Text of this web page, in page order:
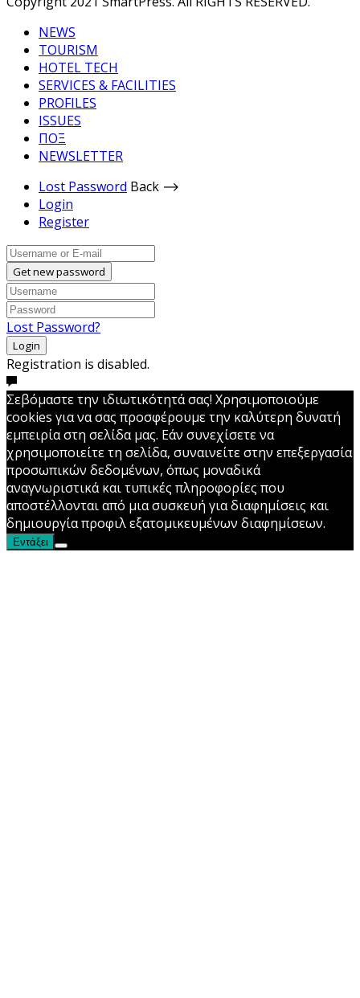
NEWS
TOURISM
HOTEL TECH
SERVICES & FACILITIES
PROFILES
ISSUES
ΠΟΞ
NEWSLETTER
Lost Password Back ⟶
Login
Register
Get new password
Lost Password?
Login
Registration is disabled.
Σεβόμαστε την ιδιωτικότητά σας! Χρησιμοποιούμε
cookies για να σας προσφέρουμε την καλύτερη δυνατή
εμπειρία στη σελίδα μας. Εάν συνεχίσετε να
χρησιμοποιείτε τη σελίδα, συναινείτε στην επεξεργασία
προσωπικών δεδομένων, όπως μοναδικά
αναγνωριστικά και τυπικές πληροφορίες που
αποστέλλονται από μια συσκευή για διαφημίσεις και
δημιουργία προφιλ εξατομικευμένων διαφημίσεων.
Εντάξει